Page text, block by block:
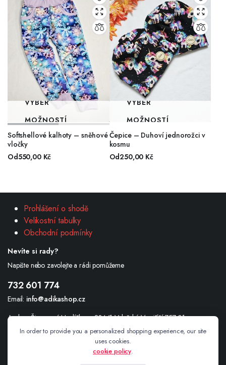
VÝBĚR
MOŽNOSTÍ
Softshellové kalhoty – sněhové
vločky
Od550,00 Kč
VÝBĚR
MOŽNOSTÍ
Čepice – Duhoví jednorožci v
kosmu
Od250,00 Kč
Prohlášení o shodě
Velikostní tabulky
Obchodní podmínky
Nevíte si rady?
Napište nebo zavolejte a rádi pomůžeme
732 601 774
Email: info@adikashop.cz
Andrea Šimonová Havlíčkova 234/1 Valašské Meziříčí 757 01
In order to provide you a personalized shopping experience, our site
uses cookies.
cookie policy.